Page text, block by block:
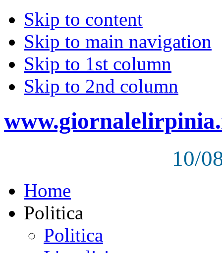
Skip to content
Skip to main navigation
Skip to 1st column
Skip to 2nd column
10/
Home
Politica
Politica